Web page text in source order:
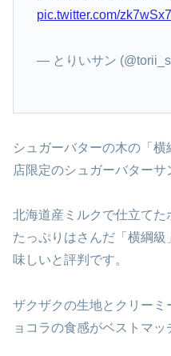
pic.twitter.com/
— とりいサン
シュガーバターの木の「
店限定のシュガーバターサ
北海道産ミルクで仕立てた
たっぷりはさんだ「横綱
味しいと評判です。
ザクザクの生地とクリー
ョコラの食感がベストマッ